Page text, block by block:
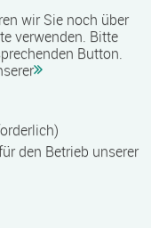
wir Sie noch über
verwenden. Bitte
Button.
den Betrieb unserer